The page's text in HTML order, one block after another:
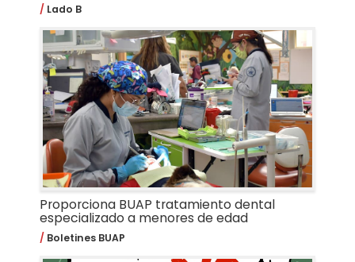
Lado B
Proporciona BUAP tratamiento dental
especializado a menores de edad
Boletines BUAP